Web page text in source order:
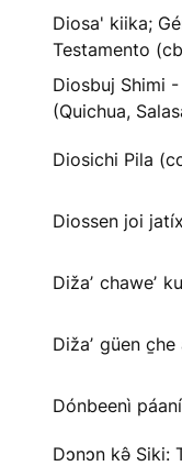
Diosa' kiika;
Testamento
Diosbuj Shimi
(Quichua,
Diosichi Pila
Diossen joi
Dižaʼ chaweʼ
Dižaʼ güen
Dónbeenì
Dɔnɔn kə̂ Siki: